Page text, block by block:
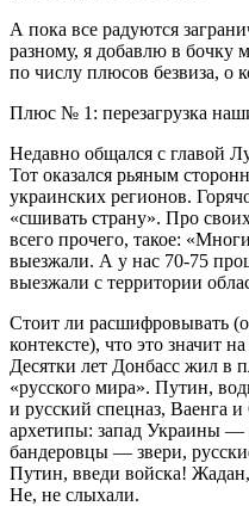
А пока все радуются
разному, я добавлю в
по числу плюсов безвиза, о
Плюс № 1: перезагрузка
Недавно общался с главой
Тот оказался рьяным
украинских регионов.
«сшивать страну». Про
всего прочего, такое:
выезжали. А у нас 70-75
выезжали с территории
Стоит ли расшифровывать
контексте), что это значит
Десятки лет Донбасс жил в
«русского мира». Путин,
и русский спецназ, Ваенга
архетипы: запад Украины —
бандеровцы — звери,
Путин, введи войска!
Не, не слыхали.